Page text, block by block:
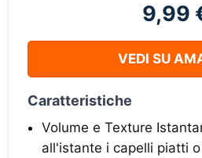
9,99
VEDI SU
Caratteristiche
Volume e Texture
all'istante i capelli piatti